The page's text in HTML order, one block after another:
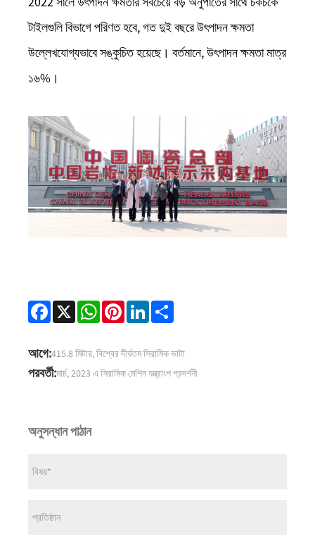
টাইলগুলি বিভাগে পরিণত হবে, গত দুই বছরে উৎপাদন ক্ষমতা
উল্লেখযোগ্যভাবে সঙ্কুচিত হয়েছে। বর্তমানে, উৎপাদন ক্ষমতা মাত্র
১৬%।
Facebook
X WhatsAppPinterestLinkedIn
আগে:415.8 মিটার, বিশ্বের দীর্ঘতম সিরামিক ভাটা
পরবর্তী:মার্চ, 2023 এ সিরামিক মেশিন যন্ত্রাংশ প্রদর্শনী
অনুসন্ধান পাঠান